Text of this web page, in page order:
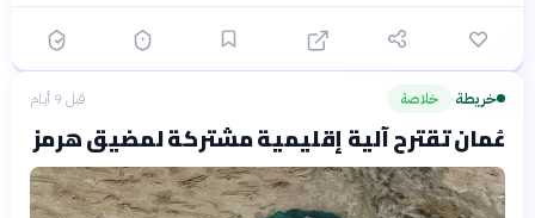
خريطة› خلاصة قبل 9 أيام
عُمان تقترح آلية إقليمية مشتركة لمضيق هرمز